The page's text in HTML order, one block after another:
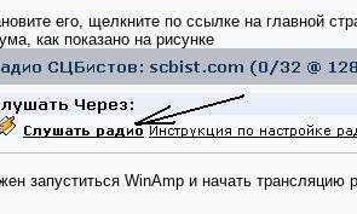
его, щелкните по ссылке на главной
как показано на рисунке
запуститься WinAmp и начать трансляцию